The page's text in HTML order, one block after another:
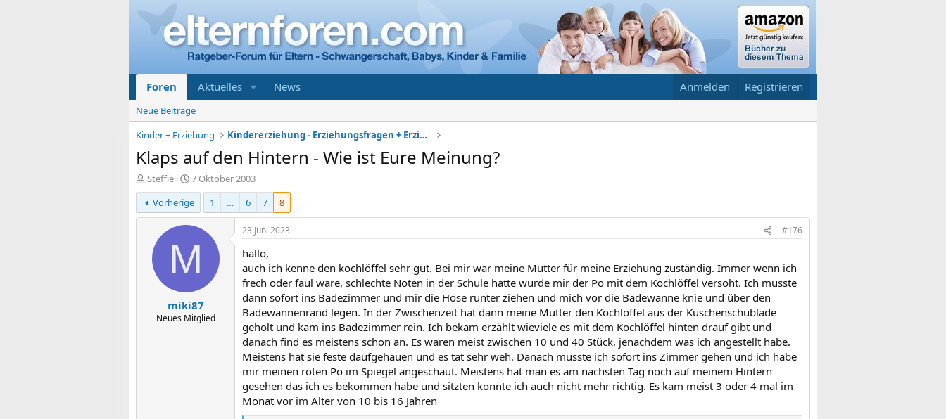
Foren Aktuelles News Anmelden Registrieren
Neue Beiträge
Kinder + Erziehung
Kindererziehung - Erziehungsfragen + Erziehungsber
Klaps auf den Hintern - Wie ist Eure Meinung?
E
r
s
t
Steffie
E
r
s
t
e
l
t
m
7 Oktober 2003
Vorherige
1 … 6 7 8
M
miki87
Neues Mitglied
23 Juni 2023 #176
hallo,
auch ich kenne den kochlöffel sehr gut. Bei mir war meine Mutter für meine Erziehung zuständig. Immer wenn ich
frech oder faul ware, schlechte Noten in der Schule hatte wurde mir der Po mit dem Kochlöffel versoht. Ich musste
dann sofort ins Badezimmer und mir die Hose runter ziehen und mich vor die Badewanne knie und über den
Badewannenrand legen. In der Zwischenzeit hat dann meine Mutter den Kochlöffel aus der Küschenschublade
geholt und kam ins Badezimmer rein. Ich bekam erzählt wieviele es mit dem Kochlöffel hinten drauf gibt und
danach find es meistens schon an. Es waren meist zwischen 10 und 40 Stück, jenachdem was ich angestellt habe.
Meistens hat sie feste daufgehauen und es tat sehr weh. Danach musste ich sofort ins Zimmer gehen und ich habe
mir meinen roten Po im Spiegel angeschaut. Meistens hat man es am nächsten Tag noch auf meinem Hintern
gesehen das ich es bekommen habe und sitzten konnte ich auch nicht mehr richtig. Es kam meist 3 oder 4 mal im
Monat vor im Alter von 10 bis 16 Jahren